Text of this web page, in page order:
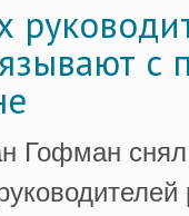
с
Гофман снял